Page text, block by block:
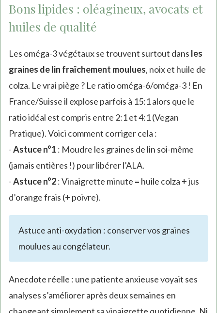
Bons lipides : oléagineux, avocats et
huiles de qualité
Les oméga-3 végétaux se trouvent surtout dans les
graines de lin fraîchement moulues, noix et huile de
colza. Le vrai piège ? Le ratio oméga-6/oméga-3 ! En
France/Suisse il explose parfois à 15:1 alors que le
ratio idéal est compris entre 2:1 et 4:1 (Vegan
Pratique). Voici comment corriger cela :
-Astuce n°1 : Moudre les graines de lin soi-même
(jamais entières !) pour libérer l’ALA.
-Astuce n°2: Vinaigrette minute = huile colza + jus
d’orange frais (+ poivre).
Astuce anti-oxydation : conserver vos graines
moulues au congélateur.
Anecdote réelle : une patiente anxieuse voyait ses
analyses s’améliorer après deux semaines en